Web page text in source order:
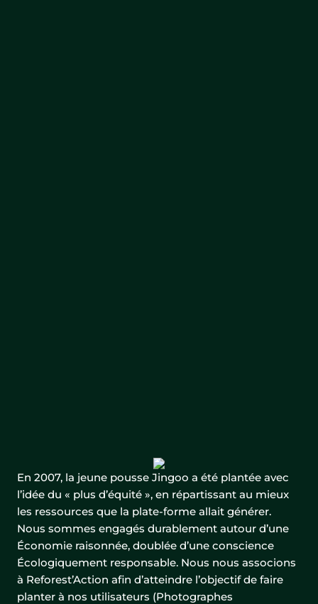
En 2007, la jeune pousse Jingoo a été plantée avec
l’idée du « plus d’équité », en répartissant au mieux
les ressources que la plate-forme allait générer.
Nous sommes engagés durablement autour d’une
Économie raisonnée, doublée d’une conscience
Écologiquement responsable. Nous nous associons
à Reforest’Action afin d’atteindre l’objectif de faire
planter à nos utilisateurs (Photographes